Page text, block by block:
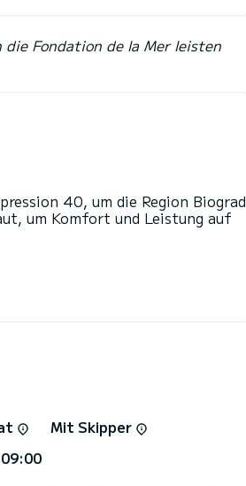
die Fondation de la Mer leisten
40, um die Region Biograd
um Komfort und Leistung auf
PS ist es Ihr bester
ausgestattet. Es verfügt
TV, Außenlautsprecher,
Sie werden von einem
Mit Skipper